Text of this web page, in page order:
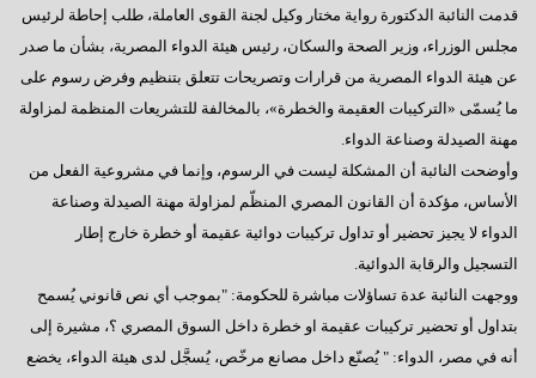
قدمت النائبة الدكتورة رواية مختار وكيل لجنة القوى العاملة، طلب إحاطة لرئيس
مجلس الوزراء، وزير الصحة والسكان، رئيس هيئة الدواء المصرية، بشأن ما صدر
عن هيئة الدواء المصرية من قرارات وتصريحات تتعلق بتنظيم وفرض رسوم على
ما يُسمّى «التركيبات العقيمة والخطرة»، بالمخالفة للتشريعات المنظمة لمزاولة
مهنة الصيدلة وصناعة الدواء.
وأوضحت النائبة أن المشكلة ليست في الرسوم، وإنما في مشروعية الفعل من
الأساس، مؤكدة أن القانون المصري المنظّم لمزاولة مهنة الصيدلة وصناعة
الدواء لا يجيز تحضير أو تداول تركيبات دوائية عقيمة أو خطرة خارج إطار
التسجيل والرقابة الدوائية.
ووجهت النائبة عدة تساؤلات مباشرة للحكومة: "بموجب أي نص قانوني يُسمح
بتداول أو تحضير تركيبات عقيمة او خطرة داخل السوق المصري ؟، مشيرة إلى
أنه في مصر، الدواء: " يُصنّع داخل مصانع مرخّص، يُسجَّل لدى هيئة الدواء، يخضع